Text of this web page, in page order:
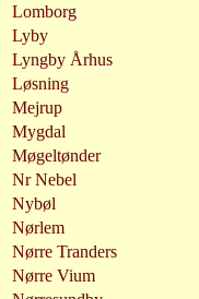
Lomborg
Lyby
Lyngby Århus
Løsning
Mejrup
Mygdal
Møgeltønder
Nr Nebel
Nybøl
Nørlem
Nørre Tranders
Nørre Vium